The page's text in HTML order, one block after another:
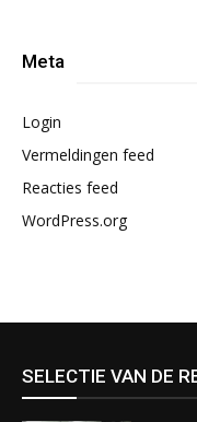
Meta
Login
Vermeldingen feed
Reacties feed
WordPress.org
SELECTIE VAN DE